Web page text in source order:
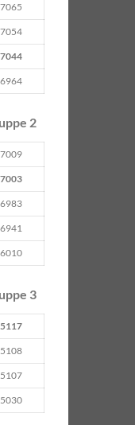
7065
7054
7044
6964
2
7009
7003
6983
6941
6010
3
5117
5108
5107
5030